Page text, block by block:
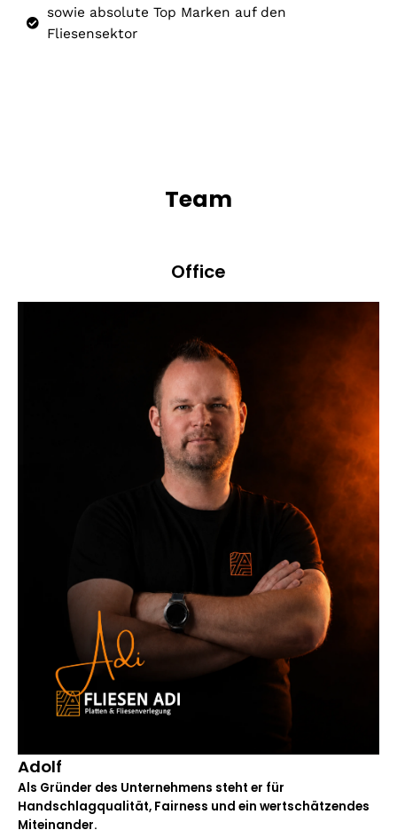
sowie absolute Top Marken auf den
Fliesensektor
Team
Office
Adolf
Als Gründer des Unternehmens steht er für
Handschlagqualität, Fairness und ein wertschätzendes
Miteinander.